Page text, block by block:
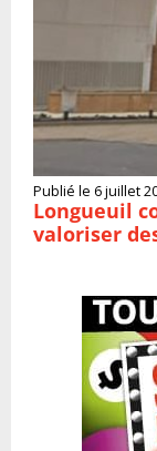
Publié le 6 juillet
Longueuil
valoriser